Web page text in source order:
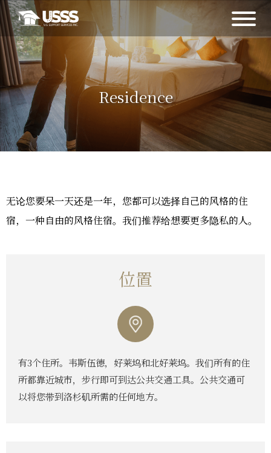
Residence
无论您要呆一天还是一年，您都可以选择自己的风格的住
宿，一种自由的风格住宿。我们推荐给想要更多隐私的人。
位置
有3个住所。韦斯伍德，好莱坞和北好莱坞。我们所有的住
所都靠近城市，步行即可到达公共交通工具。公共交通可
以将您带到洛杉矶所需的任何地方。